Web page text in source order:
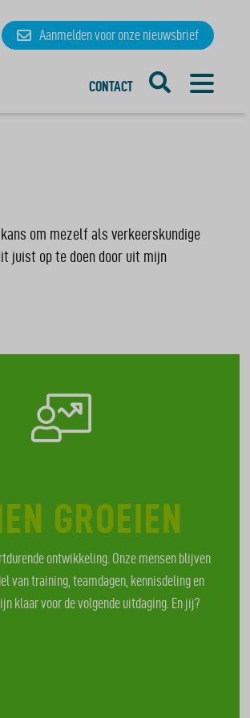
Aanmeldenvoor onze nieuwsbrief
CONTACT
om mezelf als verkeerskundige
juist op te doen door uit mijn
GROEIEN
ontwikkeling. Onze mensen blijven
van training, teamdagen, kennisdeling en
klaar voor de volgende uitdaging. En jij?